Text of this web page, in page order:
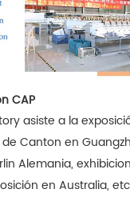
CAP
asiste a la
Canton en
Alemania,
en Australia,